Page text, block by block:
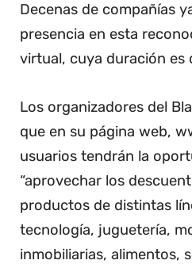
Decenas de compañías
presencia en esta
virtual, cuya duración es
Los organizadores del
que en su página web,
usuarios tendrán la
“aprovechar los
productos de distintas
tecnología, juguetería,
inmobiliarias, alimentos,